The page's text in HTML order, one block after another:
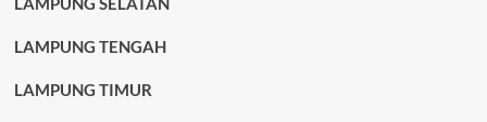
LAMPUNG TENGAH
LAMPUNG TIMUR